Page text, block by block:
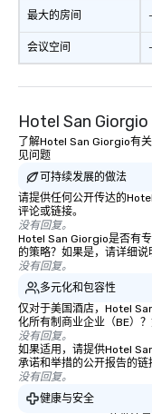
最大的房间
会议空间
-
-
Hotel San
了解Hotel San Giorgio有
见问题
可持续发展的做法
请提供任何公开传达的
评论或链接。
没有回复。
Hotel San Giorgio是否有专
的策略？如果是，请详细说
没有回复。
多元化和包容性
仅对于美国酒店，Hotel
化所有制商业企业（BE）
没有回复。
如果适用，请提供Hotel
承诺和举措的公开报告的链
没有回复。
健康与安全